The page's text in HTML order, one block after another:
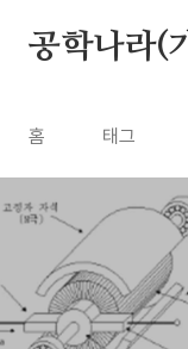
공학나라(
홈 태그